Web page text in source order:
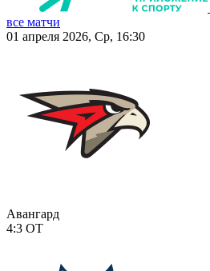
все матчи
01 апреля 2026, Ср, 16:30
Авангард
4:3 ОТ